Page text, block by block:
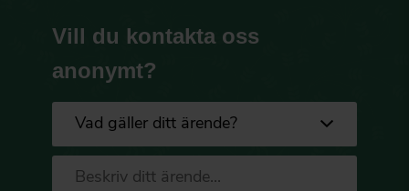
Vill du kontakta oss
anonymt?